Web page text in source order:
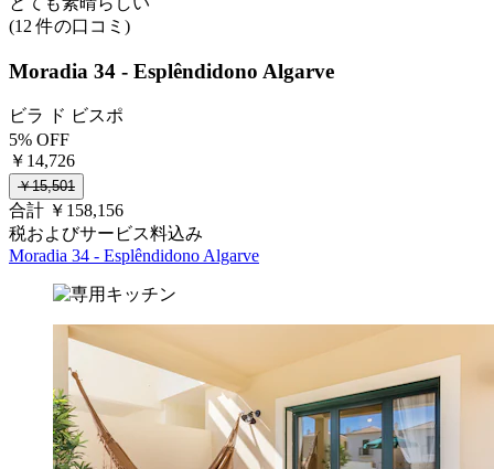
(12 件の口コミ)
Moradia 34 - Esplêndidono Algarve
ビラ ド ビスポ
5% OFF
￥14,726
￥15,501
合計 ￥158,156
税およびサービス料込み
Moradia 34 - Esplêndidono Algarve